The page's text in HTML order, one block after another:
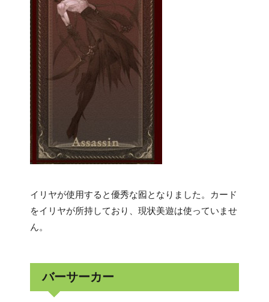
イリヤが使用すると優秀な囮となりました。カード
をイリヤが所持しており、現状美遊は使っていませ
ん。
バーサーカー